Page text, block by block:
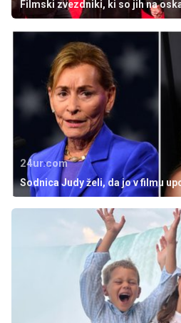
Filmski zvezdniki, ki so jih na
24ur.com
Sodnica Judy želi, da jo v filmu